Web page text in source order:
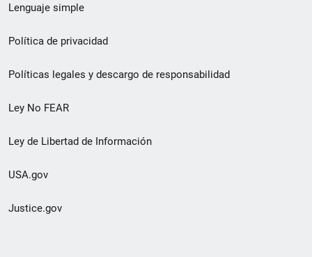
de
pie
de
página
Lenguaje simple
Política de privacidad
Políticas legales y descargo de responsabilidad
Ley No FEAR
Ley de Libertad de Información
USA.gov
Justice.gov